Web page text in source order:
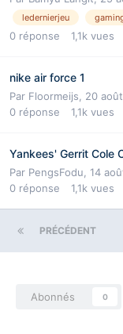
ledernierjeu
0 réponse 1,1k vues
nike air force 1
Par Floormeijs
20
0 réponse 1,1k vues
Yankees' Gerrit Cole
Par PengsFodu 14
0 réponse 1,1k vues
PRÉCÉDENT
Abonnés 0